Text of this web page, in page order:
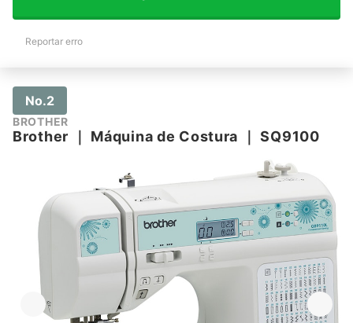
Reportar erro
No.2
BROTHER
Brother Máquina de Costura ｜SQ9100